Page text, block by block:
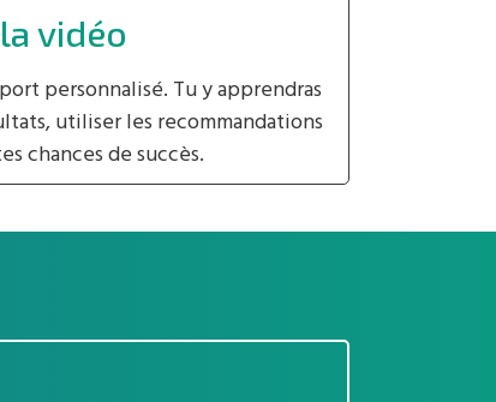
vidéo
personnalisé. Tu y apprendras
utiliser les recommandations
chances de succès.